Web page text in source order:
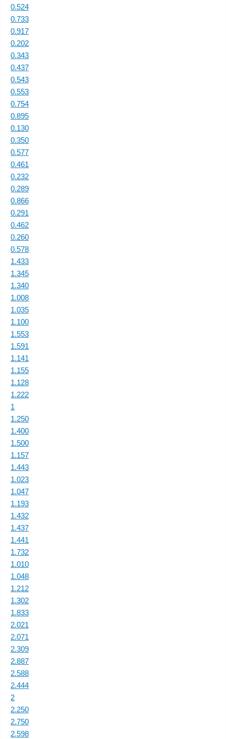
0.524
0.733
0.917
0.202
0.343
0.437
0.543
0.553
0.754
0.895
0.130
0.350
0.577
0.461
0.232
0.289
0.866
0.291
0.462
0.260
0.578
1.433
1.345
1.340
1.008
1.035
1.100
1.553
1.591
1.141
1.155
1.128
1.222
1
1.250
1.400
1.500
1.157
1.443
1.023
1.047
1.193
1.432
1.437
1.441
1.732
1.010
1.048
1.212
1.302
1.833
2.021
2.071
2.309
2.887
2.588
2.444
2
2.250
2.750
2.598